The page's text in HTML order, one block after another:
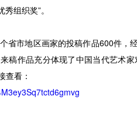
组织奖”。
省市地区画家的投稿作品600件，
稿作品充分体现了中国当代艺术
查看：